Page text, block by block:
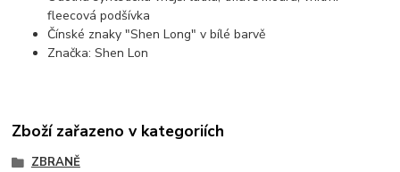
fleecová podšívka
Čínské znaky "Shen Long" v bílé barvě
Značka: Shen Lon
Zboží zařazeno v kategoriích
ZBRANĚ